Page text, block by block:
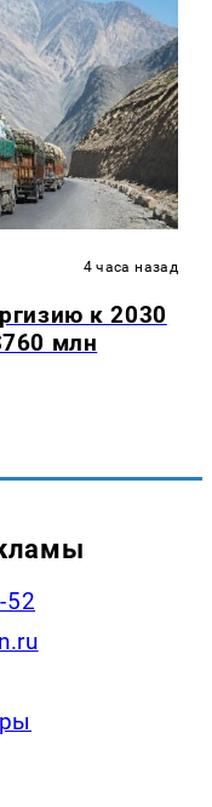
4 часа назад
к 2030
млн
52